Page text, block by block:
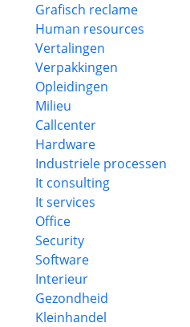
Grafisch reclame
Human resources
Vertalingen
Verpakkingen
Opleidingen
Milieu
Callcenter
Hardware
Industriele processen
It consulting
It services
Office
Security
Software
Interieur
Gezondheid
Kleinhandel